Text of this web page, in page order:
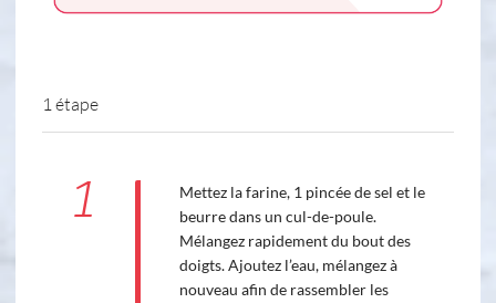
1 étape
1
Mettez la farine, 1 pincée de sel et le
beurre dans un cul-de-poule.
Mélangez rapidement du bout des
doigts. Ajoutez l’eau, mélangez à
nouveau afin de rassembler les